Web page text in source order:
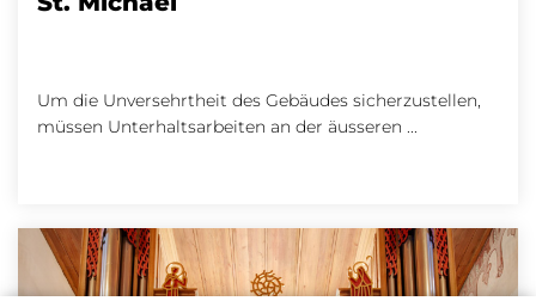
Um die Unversehrtheit des Gebäudes sicherzustellen,
müssen Unterhaltsarbeiten an der äusseren ...